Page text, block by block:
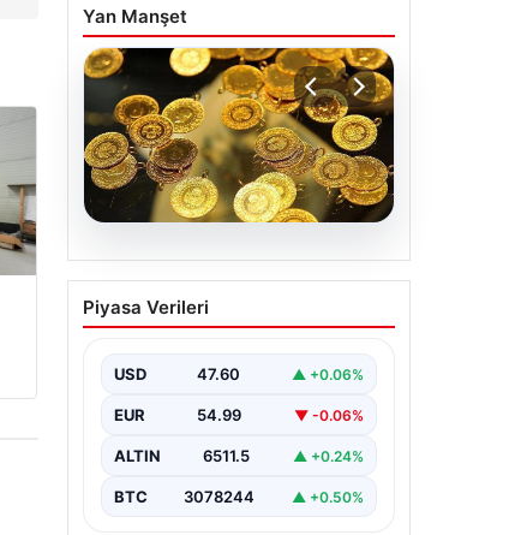
Yan Manşet
05.08.2026
Altın fiyatları canlı 7
Nisan 2026: Altın
oldu?
Piyasa Verileri
USD 47.60 ▲ +0.06%
EUR 54.99 ▼ -0.06%
ALTIN 6511.5 ▲ +0.24%
BTC 3078244 ▲ +0.50%